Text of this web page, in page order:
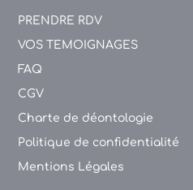
PRENDRE RDV
VOS TEMOIGNAGES
FAQ
CGV
Charte de déontologie
Politique de confidentialité
Mentions Légales